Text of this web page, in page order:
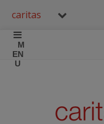
caritas